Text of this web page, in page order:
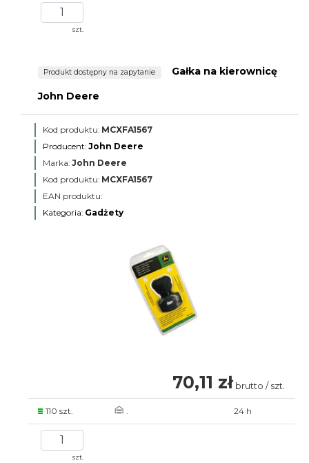
szt.
Produkt dostępny na zapytanie
Gałka na kierownicę
John Deere
Kod produktu: MCXFA1567
Producent: John Deere
Marka: John Deere
Kod produktu: MCXFA1567
EAN produktu:
Kategoria: Gadżety
70,11 zł brutto / szt.
110 szt. . 24 h
szt.